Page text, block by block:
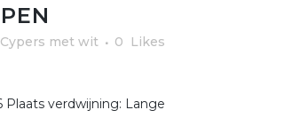
met wit 0
Likes
verdwijning: Lange